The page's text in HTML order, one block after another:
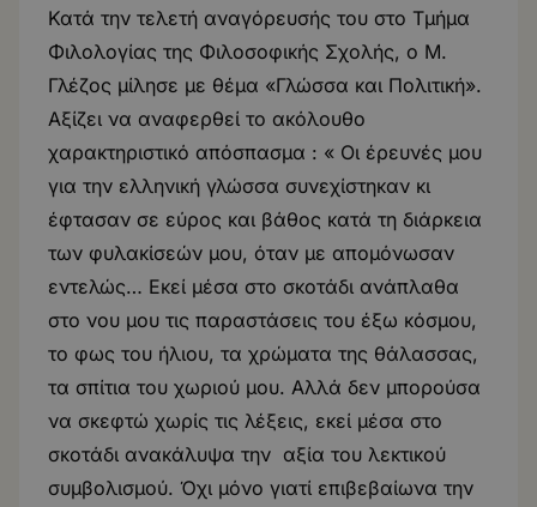
Κατά την τελετή αναγόρευσής του στο Τμήμα
Φιλολογίας της Φιλοσοφικής Σχολής, ο Μ.
Γλέζος μίλησε με θέμα «Γλώσσα και Πολιτική».
Αξίζει να αναφερθεί το ακόλουθο
χαρακτηριστικό απόσπασμα : « Οι έρευνές μου
για την ελληνική γλώσσα συνεχίστηκαν κι
έφτασαν σε εύρος και βάθος κατά τη διάρκεια
των φυλακίσεών μου, όταν με απομόνωσαν
εντελώς… Εκεί μέσα στο σκοτάδι ανάπλαθα
στο νου μου τις παραστάσεις του έξω κόσμου,
το φως του ήλιου, τα χρώματα της θάλασσας,
τα σπίτια του χωριού μου. Αλλά δεν μπορούσα
να σκεφτώ χωρίς τις λέξεις, εκεί μέσα στο
σκοτάδι ανακάλυψα την αξία του λεκτικού
συμβολισμού. Όχι μόνο γιατί επιβεβαίωνα την